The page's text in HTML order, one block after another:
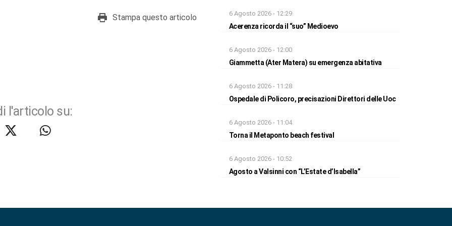
Stampa questo articolo
l'articolo su:
6 Agosto 2026 - 12:29
Acerenza ricorda il “suo” Medioevo
6 Agosto 2026 - 12:00
Giammetta (Ater Matera) su emergenza abitativa
6 Agosto 2026 - 11:28
Ospedale di Policoro, precisazioni Direttori delle Uoc
6 Agosto 2026 - 11:04
Torna il Metaponto beach festival
6 Agosto 2026 - 10:52
Agosto a Valsinni con “L’Estate d’Isabella”